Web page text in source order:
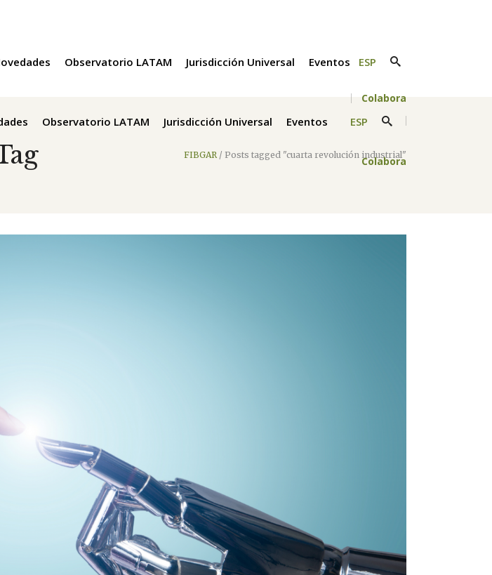
Observatorio LATAM Jurisdicción Universal Eventos ESP
Colabora
Observatorio LATAM Jurisdicción Universal Eventos ESP
Colabora
FIBGAR / Posts tagged "cuarta revolución industrial"